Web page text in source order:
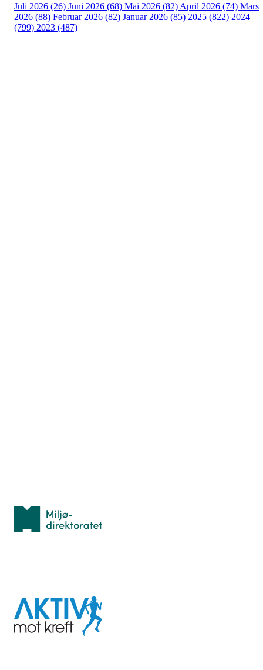
Juli 2026 (26) Juni 2026 (68) Mai 2026 (82) April 2026 (74) Mars
2026 (88) Februar 2026 (82) Januar 2026 (85) 2025 (822) 2024
(799) 2023 (487)